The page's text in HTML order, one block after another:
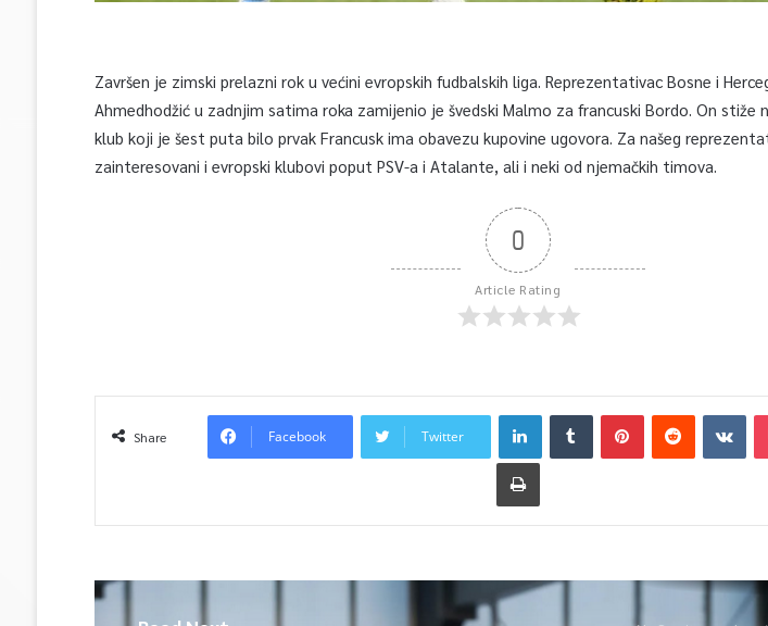
Završen je zimski prelazni rok u većini evropskih fudbalskih liga. Reprezentativac Bosne i
Ahmedhodžić u zadnjim satima roka zamijenio je švedski Malmo za francuski Bordo. On stiže
klub koji je šest puta bilo prvak Francusk ima obavezu kupovine ugovora. Za našeg
zainteresovani i evropski klubovi poput PSV-a i Atalante, ali i neki od njemačkih timova.
0
Article Rating
Share Facebook Twitter